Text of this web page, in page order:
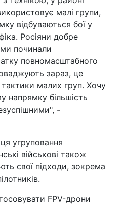
малі групи,
відбуваються бої у
Росіяни добре
починали
повномасштабного
зараз, це
малих груп. Хочу
напрямку більшість
-
угруповання
військові також
свої підходи, зокрема
FPV-дрони